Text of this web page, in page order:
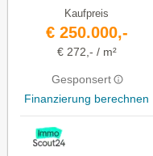
Kaufpreis
€ 250.000,-
€ 272,- / m²
Gesponsert
Finanzierung berechnen